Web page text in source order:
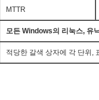
MTTR
모든 Windows의 리눅스, 유
적당한 갈색 상자에 각 단위,